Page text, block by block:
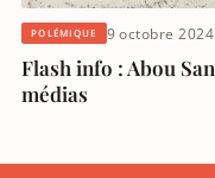
POLÉMIQUE 9 octobre 2024
Flash info : Abou
médias